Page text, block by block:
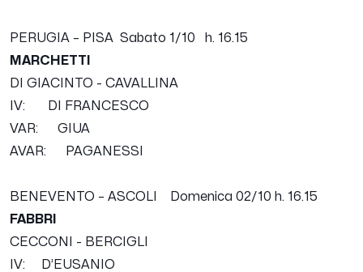
PERUGIA – PISA Sabato 1 /10
h. 16.15
MARCHETTI
DI GIACINTO - CAVALLINA
IV: DI FRANCESCO
VAR: GIUA
AVAR: PAGANESSI
BENEVENTO – ASCOLI Domenica 02/10 h. 16.15
FABBRI
CECCONI - BERCIGLI
IV: D’EUSANIO